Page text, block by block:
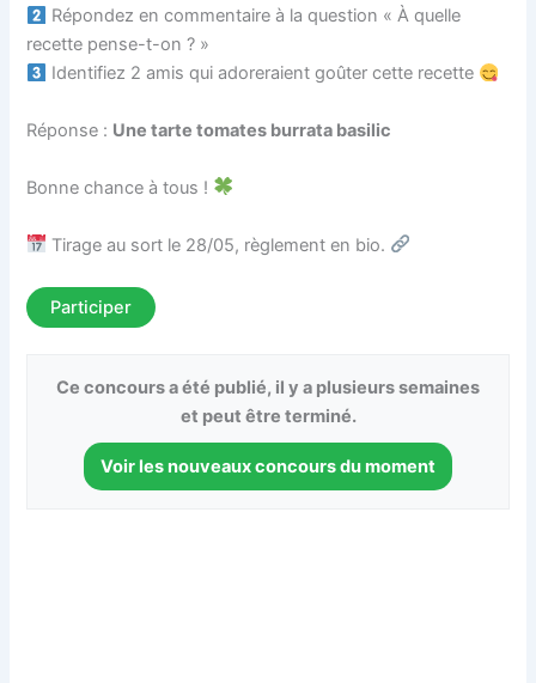
Répondez en commentaire à la question « À quelle
recette pense-t-on ? »⁣⁣⁣
Identifiez 2 amis qui adoreraient goûter cette recette
Réponse : Une tarte tomates burrata basilic
Bonne chance à tous !
Tirage au sort le 28/05, règlement en bio.
Participer
Ce concours a été publié, il y a plusieurs semaines
et peut être terminé.
Voir les nouveaux concours du moment